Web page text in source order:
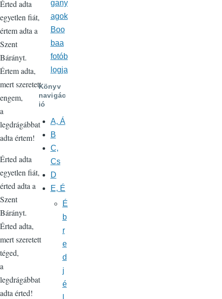
Érted adta
egyetlen fiát,
értem adta a
Szent
Bárányt.
Értem adta,
mert szeretett
engem,
a
legdrágábbat
adta értem!
Érted adta
egyetlen fiát,
érted adta a
Szent
Bárányt.
Érted adta,
mert szeretett
téged,
a
legdrágábbat
adta érted!
gany
agok
Boo
baa
fotób
logja
Könyv
navigác
ió
A, Á
B
C,
Cs
D
E, É
É
b
r
e
d
j
é